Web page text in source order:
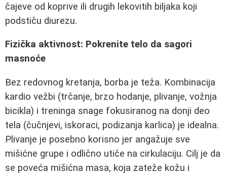
čajeve od koprive ili drugih lekovitih biljaka koji
podstiču diurezu.
Fizička aktivnost: Pokrenite telo da sagori
masnoće
Bez redovnog kretanja, borba je teža. Kombinacija
kardio vežbi (trčanje, brzo hodanje, plivanje, vožnja
bicikla) i treninga snage fokusiranog na donji deo
tela (čučnjevi, iskoraci, podizanja karlica) je idealna.
Plivanje je posebno korisno jer angažuje sve
mišićne grupe i odlično utiče na cirkulaciju. Cilj je da
se poveća mišićna masa, koja zateže kožu i